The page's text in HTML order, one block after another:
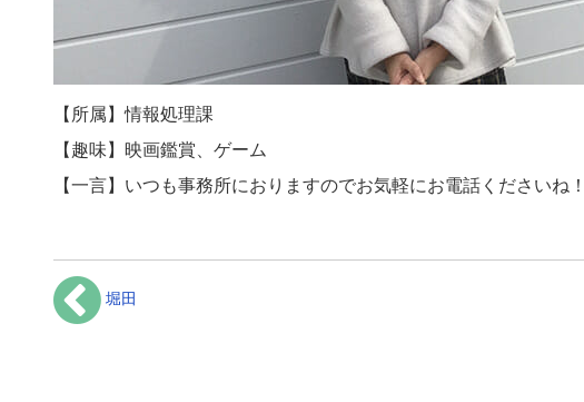
【所属】情報処理課
【趣味】映画鑑賞、ゲーム
【一言】いつも事務所におりますのでお気軽にお電話くださいね！
堀田